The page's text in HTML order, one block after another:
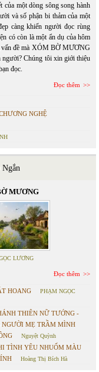
một dòng sông song hành
và số phận bi thảm của một
càng khiến người đọc rùng
có còn là một ẩn dụ của hôm
vấn đề mà XÓM BỜ MƯƠNG
người? Chúng tôi xin giới thiệu
đọc.
Đọc thêm
NGHỆ
MƯƠNG
LƯƠNG
Đọc thêm
HOANG
PHẠM NGỌC
THIÊN NỮ TƯỚNG -
NGƯỜI MẸ TRẦM MÌNH
Nguyệt Quỳnh
TÌNH YÊU NHUỐM MÀU
Hoàng Thị Bích Hà